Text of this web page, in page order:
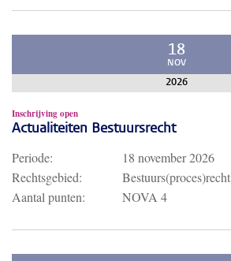
18
NOV
2026
Inschrijving open
Actualiteiten Bestuursrecht
Periode:
18 november 2026
Rechtsgebied:
Bestuurs(proces)recht
Aantal punten:
NOVA 4